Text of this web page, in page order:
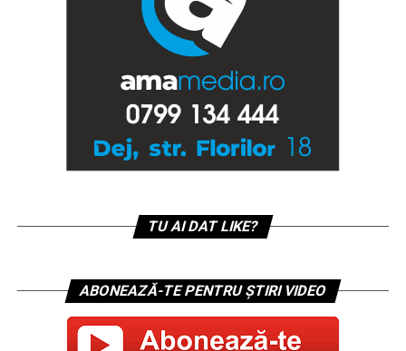
TU AI DAT LIKE?
ABONEAZĂ-TE PENTRU ȘTIRI VIDEO